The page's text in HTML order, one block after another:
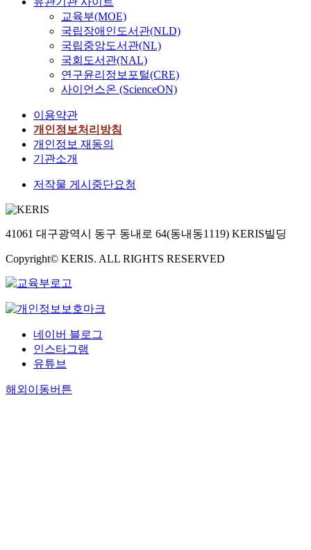
교육부(MOE)
국립장애인도서관(NLD)
국립중앙도서관(NL)
국회도서관(NAL)
연구윤리정보포털(CRE)
사이언스온 (ScienceON)
이용약관
개인정보처리방침
개인정보 재동의
기관소개
저작물 게시중단요청
41061 대구광역시 동구 동내로 64(동내동1119) KERIS빌딩
Copyright© KERIS. ALL RIGHTS RESERVED
네이버 블로그
인스타그램
유튜브
해외이동버튼